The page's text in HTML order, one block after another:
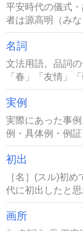
平安時代の儀式
者は源高明（み
名詞
文法用語。品詞
「春」「友情」
実例
実際にあった事
例・具体例・例
初出
［名］(スル)初
代に初出したと
画所